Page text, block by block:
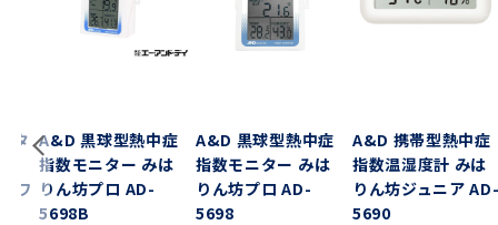
タ
ワ
A&D 黒球型熱中症
指数モニター みは
りん坊プロ AD-
5698B
A&D 黒球型熱中症
指数モニター みは
りん坊プロ AD-
5698
A&D 携帯型熱中症
指数温湿度計 みは
りん坊ジュニア
5690